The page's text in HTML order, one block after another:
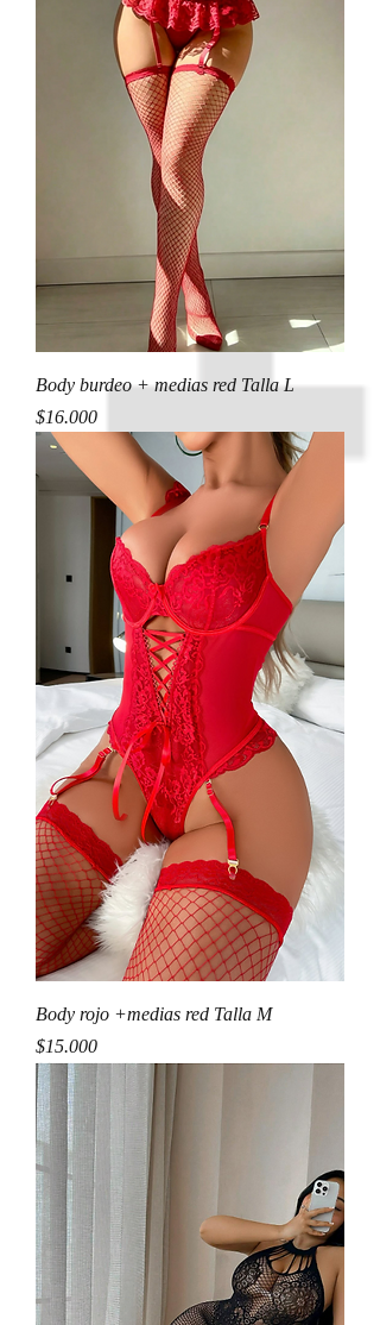
Body burdeo + medias red Talla L
Precio
$16.000
Body rojo +medias red Talla M
Precio
$15.000